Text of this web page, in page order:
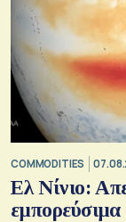
COMMODITIES
Ελ Νίνιο: